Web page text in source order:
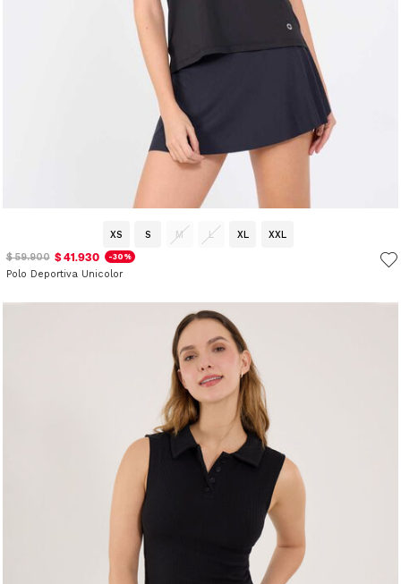
XS S M L XL
XXL
$ 59.900 $ 41.930 -30%
Polo Deportiva Unicolor